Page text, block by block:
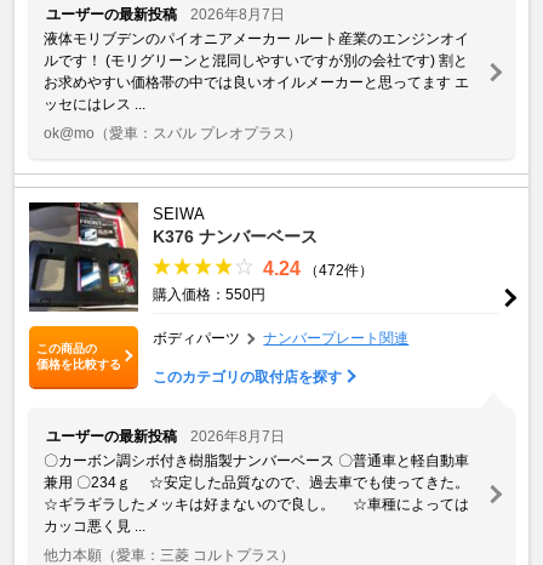
ユーザーの最新投稿
2026年8月7日
液体モリブデンのパイオニアメーカー ルート産業のエンジンオイ
ルです！ (モリグリーンと混同しやすいですが別の会社です) 割と
お求めやすい価格帯の中では良いオイルメーカーと思ってます エ
ッセにはレス ...
ok@mo （愛車：スバル プレオプラス）
この商品の
価格を比較する
SEIWA
K376 ナンバーベース
4.24
（472件）
購入価格：550円
ボディパーツ ナンバープレート関連
このカテゴリの取付店を探す
ユーザーの最新投稿
2026年8月7日
〇カーボン調シボ付き樹脂製ナンバーベース 〇普通車と軽自動車
兼用 〇234ｇ ☆安定した品質なので、過去車でも使ってきた。
☆ギラギラしたメッキは好まないので良し。 ☆車種によっては
カッコ悪く見 ...
他力本願 （愛車：三菱 コルトプラス）